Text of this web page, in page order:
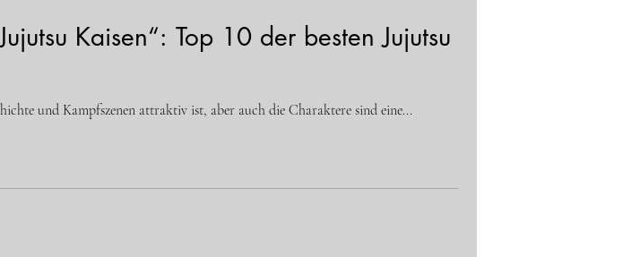
Kaisen“: Top 10 der besten Jujutsu
und Kampfszenen attraktiv ist, aber auch die Charaktere sind eine...